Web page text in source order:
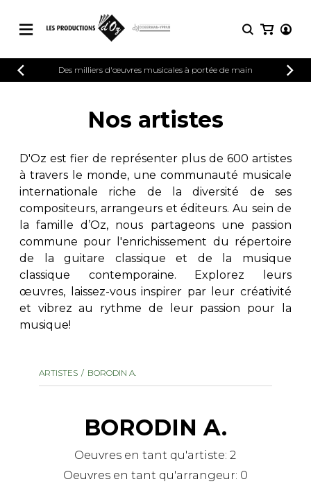
CATALOGUE
riche en œuvres originales et en
arrangements de qualité.
PARTITIONS POUR GUITARE
PARTITIONS POUR AUTRES
INSTRUMENTS
PARTITIONS POUR ENSEMBLES
CONNEXION
INSCRIPTION
Des milliers d'œuvres musicales à portée de main
riche en œuvres originales et en
arrangements de qualité.
2 guitares
3 guitares
4 guitares
5 guitares et plus
Ensemble de
Orchestre de guitares
Concerto pour
Guitare et un autre
Musique de chambre
Nos artistes
D'Oz est fier de représenter plus de 600 artistes
à travers le monde, une communauté musicale
internationale riche de la diversité de ses
compositeurs, arrangeurs et éditeurs. Au sein de
la famille d’Oz, nous partageons une passion
commune pour l'enrichissement du répertoire
de la guitare classique et de la musique
classique contemporaine. Explorez leurs
œuvres, laissez-vous inspirer par leur créativité
et vibrez au rythme de leur passion pour la
musique!
ARTISTES BORODIN A.
BORODIN A.
Oeuvres en tant qu'artiste:2
Oeuvres en tant qu'arrangeur: 0